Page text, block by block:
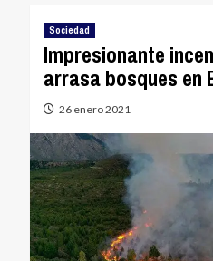
Sociedad
Impresionante
arrasa bosques en
26 enero 2021